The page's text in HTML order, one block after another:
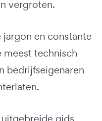
vergroten.
en constante
meest technisch
bedrijfseigenaren
gids